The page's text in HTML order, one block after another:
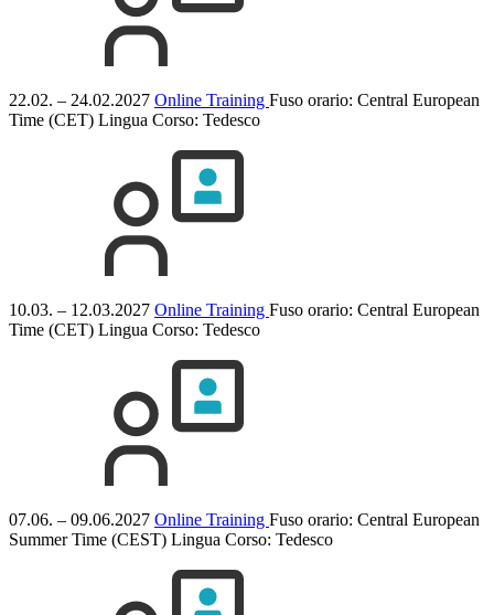
22.02. – 24.02.2027 Online Training Fuso orario: Central European
Time (CET) Lingua Corso: Tedesco
10.03. – 12.03.2027 Online Training Fuso orario: Central European
Time (CET) Lingua Corso: Tedesco
07.06. – 09.06.2027 Online Training Fuso orario: Central European
Summer Time (CEST) Lingua Corso: Tedesco